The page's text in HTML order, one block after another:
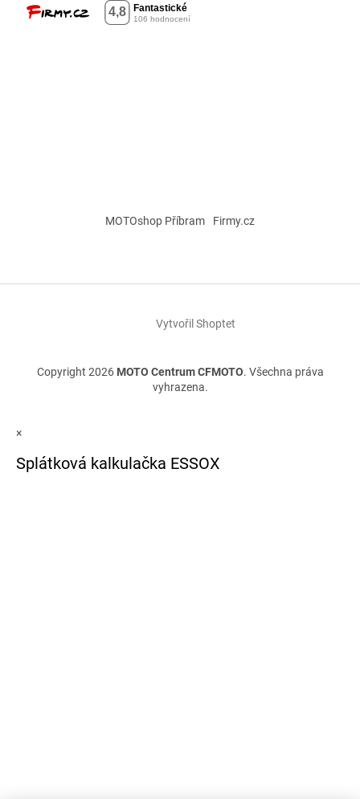
MOTOshop Příbram Firmy.cz
Vytvořil Shoptet
Copyright 2026 MOTO Centrum CFMOTO. Všechna práva
vyhrazena.
×
Splátková kalkulačka ESSOX